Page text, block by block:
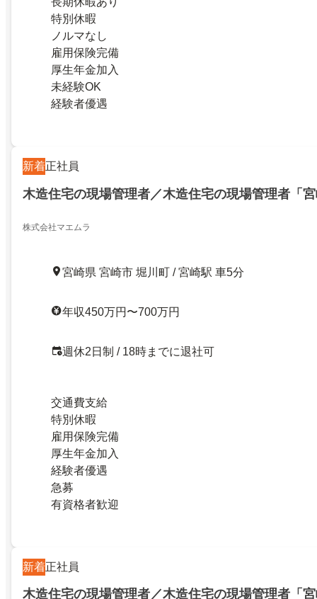
特別休暇
ノルマなし
雇用保険完備
厚生年金加入
未経験OK
経験者優遇
新着正社員
木造住宅の現場管理者／木造住宅の現場管理者「
株式会社マエムラ
宮崎県 宮崎市 堀川町 / 宮崎駅 車5分
年収450万円〜700万円
週休2日制 / 18時までに退社可
交通費支給
特別休暇
雇用保険完備
厚生年金加入
経験者優遇
急募
有資格者歓迎
新着正社員
木造住宅の現場管理者／木造住宅の現場管理者「